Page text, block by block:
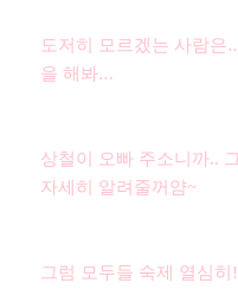
도저히 모르겠는 사람
을 해봐…
상철이 오빠 주소니까..
자세히 알려줄꺼얌~
그럼 모두들 숙제 열심히